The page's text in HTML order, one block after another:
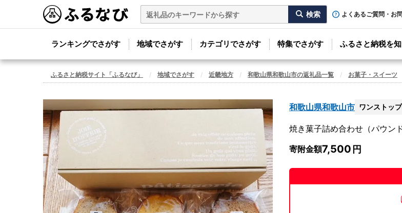
よくあるご質問・お
ランキングでさがす 地域でさがす カテゴリでさがす 特集でさがす ふるさと納税を
ふるさと納税サイト「ふるなび」 地域でさがす 近畿地方 和歌山県和歌山市の返礼品一覧 お菓子・スイーツ
和歌山県和歌山市 ワンストッ
焼き菓子詰め合わせ（パウン
寄附金額7,500